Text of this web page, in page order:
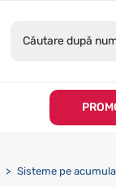
Sisteme pe